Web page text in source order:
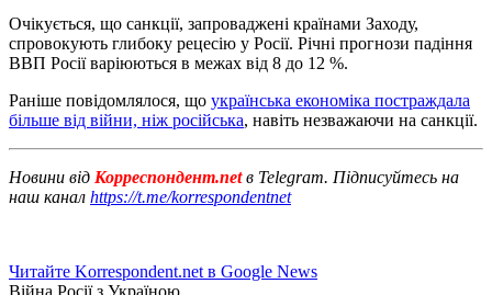
Очікується, що санкції, запроваджені країнами Заходу,
спровокують глибоку рецесію у Росії. Річні прогнози падіння
ВВП Росії варіюються в межах від 8 до 12 %.
Раніше повідомлялося, що українська економіка постраждала
більше від війни, ніж російська, навіть незважаючи на санкції.
Новини від Корреспондент.netв Telegram. Підписуйтесь на
наш канал https://t.me/korrespondentnet
Читайте Korrespondent.net в Google News
Війна Росії з Україною